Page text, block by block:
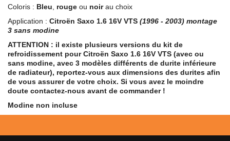
Coloris : Bleu, rouge ou noirau choix
Application : Citroën Saxo 1.6 16V VTS (1996 - 2003) montage
3 sans modine
ATTENTION : il existe plusieurs versions du kit de
refroidissement pour Citroën Saxo 1.6 16V VTS (avec ou
sans modine, avec 3 modèles différents de durite inférieure
de radiateur), reportez-vous aux dimensions des durites afin
de vous assurer de votre choix. Si vous avez le moindre
doute contactez-nous avant de commander !
Modine non incluse